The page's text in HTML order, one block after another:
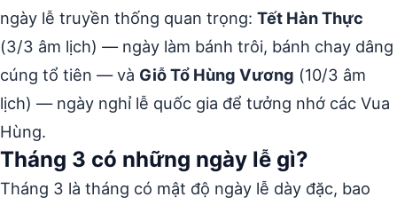
ngày lễ truyền thống quan trọng: Tết Hàn Thực
(3/3 âm lịch) — ngày làm bánh trôi, bánh chay dâng
cúng tổ tiên — và Giỗ Tổ Hùng Vương (10/3 âm
lịch) — ngày nghỉ lễ quốc gia để tưởng nhớ các Vua
Hùng.
Tháng 3 có những ngày lễ gì?
Tháng 3 là tháng có mật độ ngày lễ dày đặc, bao